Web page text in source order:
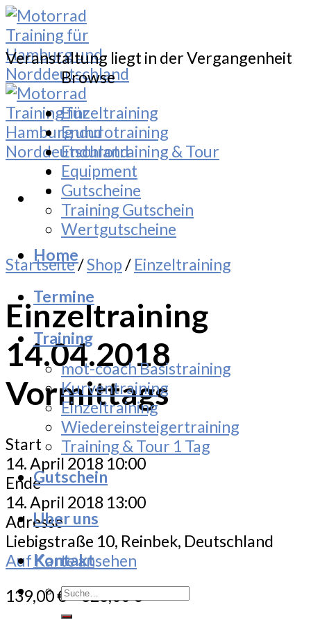
Skip
to
content
Home
Termine
Training
mot-coach Basistraining
Kurventraining
Einzeltraining
Wiedereinsteigertraining
Training & Tour 1 Tag
Gutschein
Uber uns
Kontakt
Suche
Veranstaltung liegt in der Vergangenheit
Startseite/Shop/ Einzeltraining
Einzeltraining
14.04.2018
Vormittags
Start
14. April 2018 10:00
Ende
14. April 2018 13:00
Adresse
Liebigstraße 10, Reinbek, Deutschland
Auf Karte ansehen
139,00€–323,00€
Browse
Einzeltraining
Endurotraining
Endurotraining & Tour
Equipment
Gutscheine
Training Gutschein
Wertgutscheine